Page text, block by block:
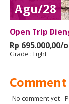
Agu/28
Open Trip
Rp 695.000,00/
Grade : Light
Comment
No comment yet-